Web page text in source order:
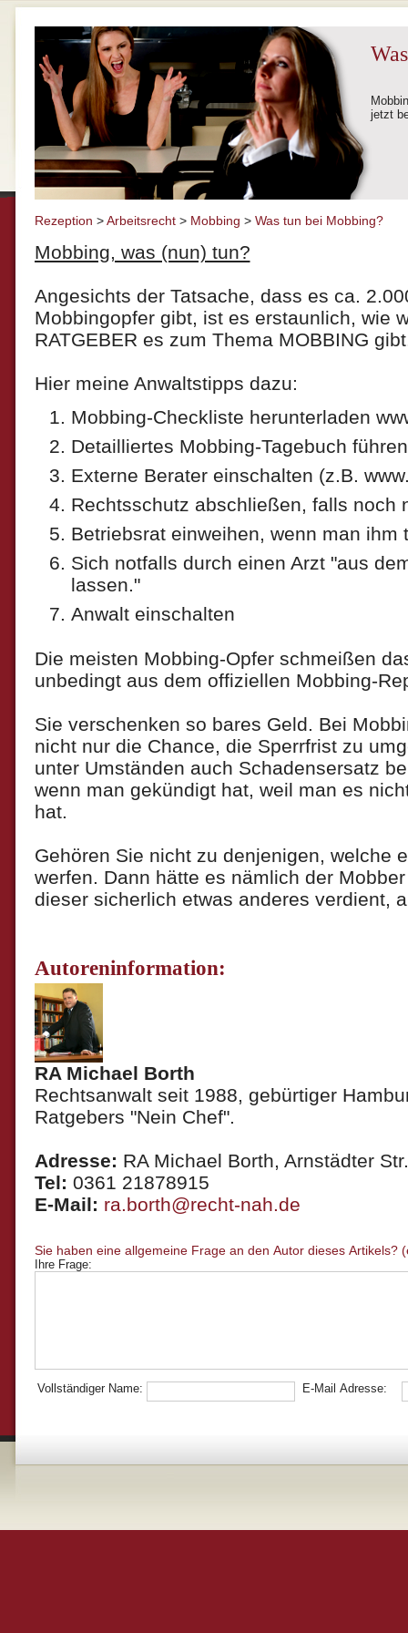
jetzt
Rezeption >Arbeitsrecht> Mobbing > Was tun bei Mobbing?
Mobbing, was (nun) tun?
Angesichts der Tatsache, dass es ca.
Mobbingopfer gibt, ist es erstaunlich, wie
RATGEBER es zum Thema MOBBING
Hier meine Anwaltstipps dazu:
Mobbing-Checkliste herunterladen
Detailliertes Mobbing-Tagebuch führen
Externe Berater einschalten (z.B.
Rechtsschutz abschließen, falls noch
Betriebsrat einweihen, wenn man ihm
Sich notfalls durch einen Arzt "aus
lassen."
Anwalt einschalten
Die meisten Mobbing-Opfer schmeißen
unbedingt aus dem offiziellen Mobbing-
Sie verschenken so bares Geld. Bei
nicht nur die Chance, die Sperrfrist zu
unter Umständen auch Schadensersatz
wenn man gekündigt hat, weil man es
hat.
Gehören Sie nicht zu denjenigen, welche
werfen. Dann hätte es nämlich der
dieser sicherlich etwas anderes verdient,
Autoreninformation:
RA Michael Borth
Rechtsanwalt seit 1988, gebürtiger
Ratgebers "Nein Chef".
Adresse: RA Michael Borth, Arnstädter
Tel: 0361 21878915
E-Mail: ra.borth@recht-nah.de
Ihre Frage:
Vollständiger Name: E-Mail Adresse: